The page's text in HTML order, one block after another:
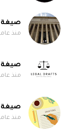
صيغة
منذ
صيغة
منذ
صيغة
منذ